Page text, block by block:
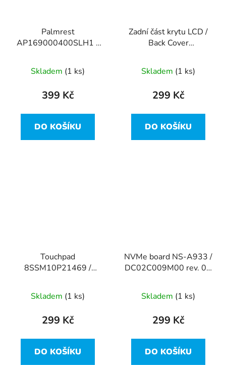
Palmrest
AP169000400SLH1 z
Skladem (1 ks)
399 Kč
DO KOŠÍKU
Zadní část krytu LCD /
Back Cover
Lenovo ThinkPad T480
Skladem (1 ks)
299 Kč
DO KOŠÍKU
Touchpad
8SSM10P21469 /
z Lenovo ThinkPad
T480
Skladem (1 ks)
299 Kč
DO KOŠÍKU
NVMe board NS-A933 /
DC02C009M00 rev. 0A
T480
Skladem (1 ks)
299 Kč
DO KOŠÍKU